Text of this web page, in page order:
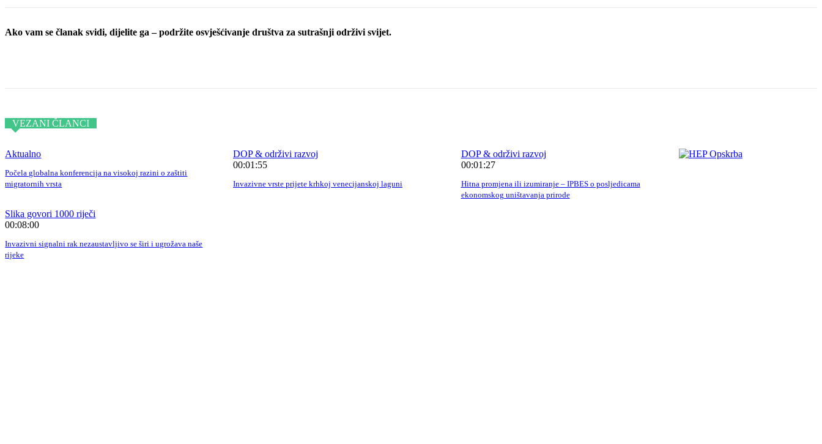
Ako vam se članak svidi, dijelite ga – podržite osvješćivanje društva za sutrašnji održivi svijet.
VEZANI ČLANCI
Aktualno
Počela globalna konferencija na visokoj razini o zaštiti
migratornih vrsta
DOP & održivi razvoj
00:01:55
Invazivne vrste prijete krhkoj venecijanskoj laguni
DOP & održivi razvoj
00:01:27
Hitna promjena ili izumiranje – IPBES o posljedicama
ekonomskog uništavanja prirode
Slika govori 1000 riječi
00:08:00
Invazivni signalni rak nezaustavljivo se širi i ugrožava naše
rijeke